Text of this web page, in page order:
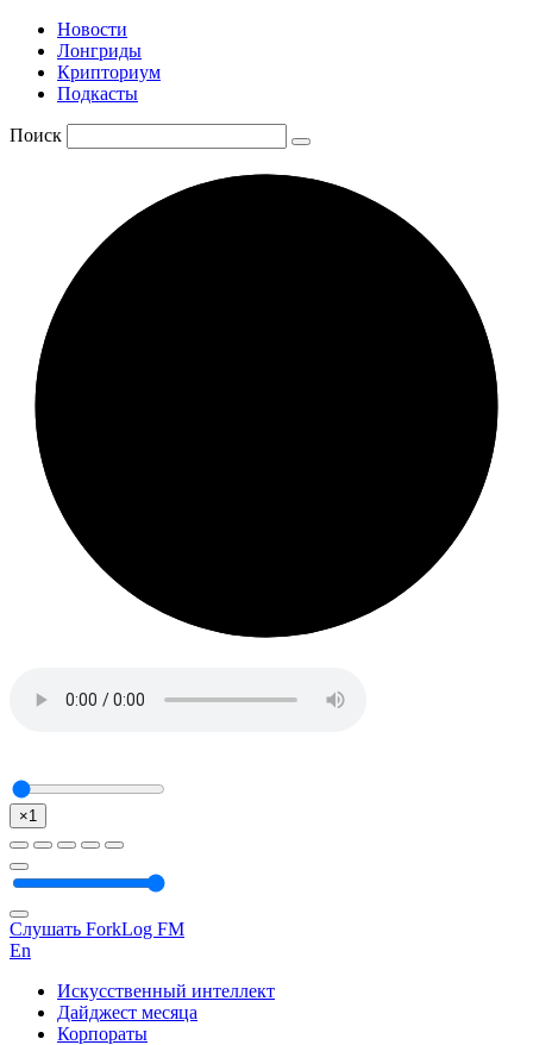
Новости
Лонгриды
Крипториум
Подкасты
Поиск
×1
Слушать ForkLog FM
En
Искусственный интеллект
Дайджест месяца
Корпораты